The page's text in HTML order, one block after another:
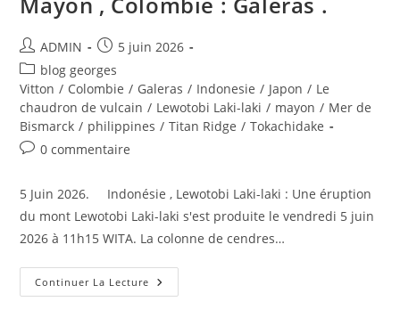
Auteur/autrice
de
la
publication :
ADMIN
Publication
publiée :
5 juin 2026
Post
category:
blog georges
Vitton / Colombie / Galeras / Indonesie / Japon / Le
chaudron de vulcain / Lewotobi Laki-laki / mayon / Mer de
Bismarck / philippines / Titan Ridge / Tokachidake
Commentaires
publication :
0 commentaire
5 Juin 2026. Indonésie , Lewotobi Laki-laki : Une éruption
du mont Lewotobi Laki-laki s'est produite le vendredi 5 juin
2026 à 11h15 WITA. La colonne de cendres…
Continuer La Lecture
Juin